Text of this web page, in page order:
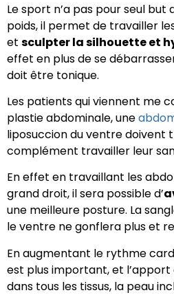
Le sport n’a pas pour seul
poids, il permet de travailler
et sculpter la silhouette et
effet en plus de se
doit être tonique.
Les patients qui viennent me
plastie abdominale, une
liposuccion du ventre doivent
complément travailler leur
En effet en travaillant les
grand droit, il sera possible d’
une meilleure posture. La
le ventre ne gonflera plus et
En augmentant le rythme
est plus important, et l’apport
dans tous les tissus, la peau